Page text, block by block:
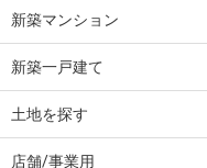
新築マンション
新築一戸建て
土地を探す
店舗/事業用